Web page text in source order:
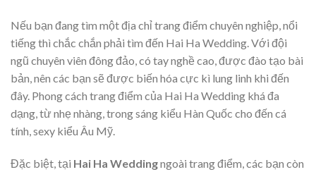
Nếu bạn đang tìm một địa chỉ trang điểm chuyên nghiệp, nổi
tiếng thì chắc chắn phải tìm đến Hai Ha Wedding. Với đội
ngũ chuyên viên đông đảo, có tay nghề cao, được đào tạo bài
bản, nên các bạn sẽ được biến hóa cực kì lung linh khi đến
đây. Phong cách trang điểm của Hai Ha Wedding khá đa
dạng, từ nhẹ nhàng, trong sáng kiểu Hàn Quốc cho đến cá
tính, sexy kiểu Âu Mỹ.
Đặc biệt, tại Hai Ha Weddingngoài trang điểm, các bạn còn